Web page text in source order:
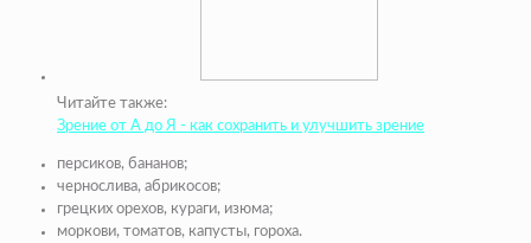
Читайте также:
Зрение от А до Я - как сохранить и улучшить зрение
персиков, бананов;
чернослива, абрикосов;
грецких орехов, кураги, изюма;
моркови, томатов, капусты, гороха.